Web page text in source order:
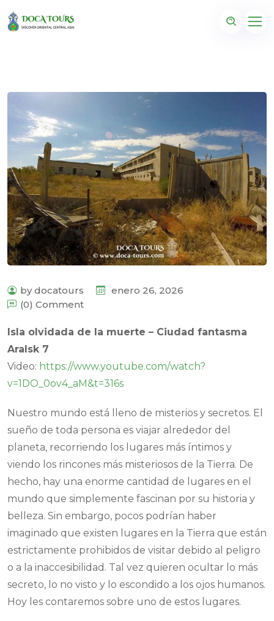
by docatours
enero 26, 2026
(0) Comment
Isla olvidada de la muerte – Ciudad fantasma
Aralsk 7
Video: https://www.youtube.com/watch?
v=1DO_0ov4_aM&t=316s
Nuestro mundo está lleno de misterios y secretos. El
sueño de toda persona es viajar alrededor del
planeta, recorriendo los lugares más íntimos y
viendo los rincones más misteriosos de la Tierra. De
hecho, hay una enorme cantidad de lugares en el
mundo que simplemente fascinan por su historia y
belleza. Sin embargo, pocos podrían haber
imaginado que existen lugares en la Tierra que están
estrictamente prohibidos de visitar debido al peligro
o a la inaccesibilidad. Tal vez quieren ocultar lo más
secreto, lo no visto y lo escondido a los ojos humanos.
Hoy les contaremos sobre uno de estos lugares.